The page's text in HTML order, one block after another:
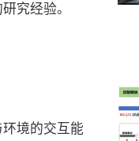
究经验。
境的交互能